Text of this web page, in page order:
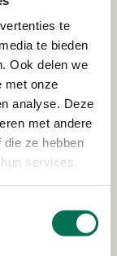
te
te bieden
Ook delen we
met onze
analyse. Deze
met andere
ze hebben
services.